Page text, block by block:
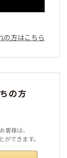
の方はこちら
の方
客様は、
できます。